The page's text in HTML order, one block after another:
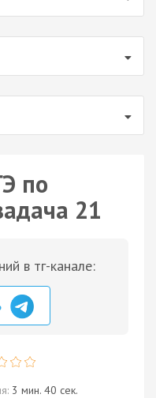
по
21
в тг-канале:
3 мин. 40 сек.